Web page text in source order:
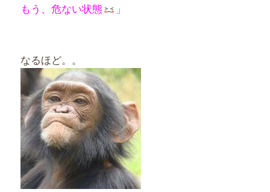
もう、危ない状態
」
なるほど。。